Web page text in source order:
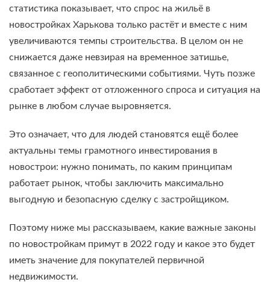
статистика показывает, что спрос на жильё в
новостройках Харькова только растёт и вместе с ним
увеличиваются темпы строительства. В целом он не
снижается даже невзирая на временное затишье,
связанное с геополитическими событиями. Чуть позже
сработает эффект от отложенного спроса и ситуация на
рынке в любом случае выровняется.
Это означает, что для людей становятся ещё более
актуальны темы грамотного инвестирования в
новострои: нужно понимать, по каким принципам
работает рынок, чтобы заключить максимально
выгодную и безопасную сделку с застройщиком.
Поэтому ниже мы рассказываем, какие важные законы
по новостройкам примут в 2022 году и какое это будет
иметь значение для покупателей первичной
недвижимости.